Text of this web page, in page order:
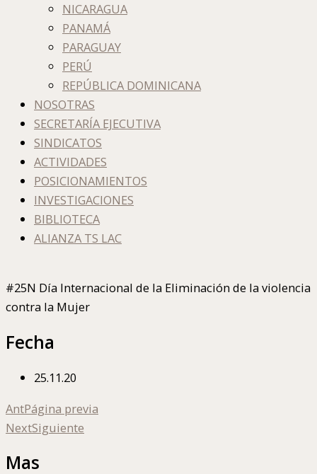
NICARAGUA
PANAMÁ
PARAGUAY
PERÚ
REPÚBLICA DOMINICANA
NOSOTRAS
SECRETARÍA EJECUTIVA
SINDICATOS
ACTIVIDADES
POSICIONAMIENTOS
INVESTIGACIONES
BIBLIOTECA
ALIANZA TS LAC
#25N Día Internacional de la Eliminación de la violencia
contra la Mujer
Fecha
25.11.20
AntPágina previa
NextSiguiente
Mas